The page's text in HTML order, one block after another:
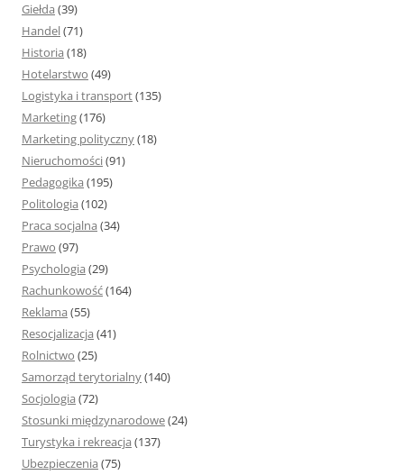
Giełda (39)
Handel(71)
Historia (18)
Hotelarstwo (49)
Logistyka i transport(135)
Marketing(176)
Marketing polityczny(18)
Nieruchomości(91)
Pedagogika (195)
Politologia (102)
Praca socjalna (34)
Prawo (97)
Psychologia (29)
Rachunkowość(164)
Reklama (55)
Resocjalizacja (41)
Rolnictwo (25)
Samorząd terytorialny(140)
Socjologia (72)
Stosunki międzynarodowe(24)
Turystyka i rekreacja (137)
Ubezpieczenia (75)